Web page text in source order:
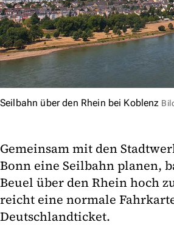
Seilbahn über den Rhein bei Koblenz
Gemeinsam mit den
Bonn eine Seilbahn planen,
Beuel über den Rhein hoch
reicht eine normale
Deutschlandticket.